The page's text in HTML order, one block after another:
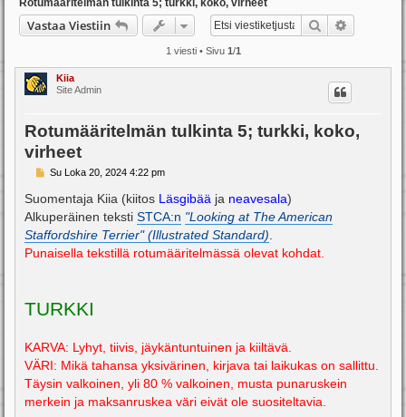
Vastaa Viestiin Etsi
1 viesti • Sivu 1/1
Kiia
Site Admin
Rotumääritelmän tulkinta 5; turkki, koko,
virheet
V
e
t
i
Su Loka 20, 2024 4:22 pm
Suomentaja Kiia (kiitos Läsgibää ja neavesala)
Alkuperäinen teksti STCA:n "Looking at The American
Staffordshire Terrier" (Illustrated Standard)
Punaisella tekstillä rotumääritelmässä olevat kohdat.
TURKKI
KARVA: Lyhyt, tiivis, jäykäntuntuinen ja kiiltävä.
VÄRI: Mikä tahansa yksivärinen, kirjava tai laikukas on sallittu.
Täysin valkoinen, yli 80 % valkoinen, musta punaruskein
merkein ja maksanruskea väri eivät ole suositeltavia.